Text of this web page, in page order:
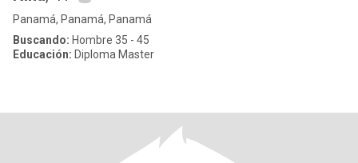
Panamá, Panamá, Panamá
Buscando: Hombre 35 - 45
Educación: Diploma Master